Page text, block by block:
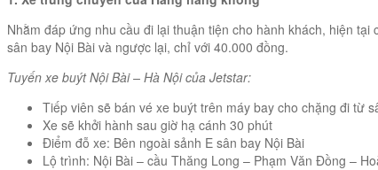
Nhằm đáp ứng nhu cầu đi lại thuận tiện cho hành khách, hiện
sân bay Nội Bài và ngược lại, chỉ với 40.000 đồng.
Tuyến xe buýt Nội Bài – Hà Nội của Jetstar:
Tiếp viên sẽ bán vé xe buýt trên máy bay cho chặng đi từ
Xe sẽ khởi hành sau giờ hạ cánh 30 phút
Điểm đỗ xe: Bên ngoài sảnh E sân bay Nội Bài
Lộ trình: Nội Bài – cầu Thăng Long – Phạm Văn Đồng –